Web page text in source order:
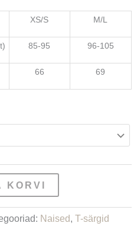
XS/S M/L
85-95 96-105
66 69
KORVI
Naised, T-särgid